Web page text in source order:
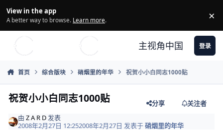
View in the app
A better way to browse. Learn more. ×
主视角中国 登录
首页 综合版块 硝烟里的年华 祝贺小小白同志1000贴
祝贺小小白同志1000贴 分享
关注者
由Z A R D 发表
2008年2月27日 12:252008年2月27日 发表于硝烟里的年华